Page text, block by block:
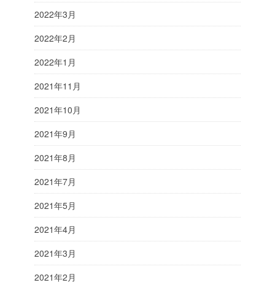
2022年3月
2022年2月
2022年1月
2021年11月
2021年10月
2021年9月
2021年8月
2021年7月
2021年5月
2021年4月
2021年3月
2021年2月